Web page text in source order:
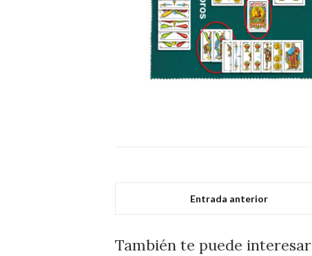
Entrada anterior
También te puede interesar